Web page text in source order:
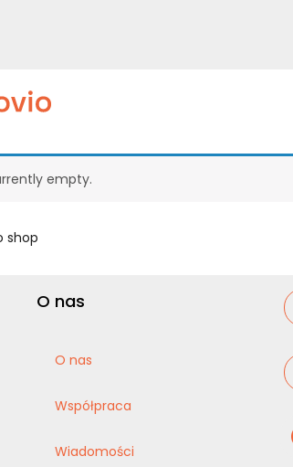
empty.
shop
O nas
O nas
Współpraca
Wiadomości